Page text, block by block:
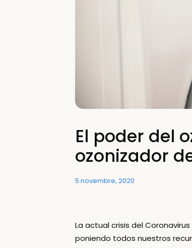
El poder del
ozonizador
5 novembre, 2020
La actual crisis del
poniendo todos nuestros